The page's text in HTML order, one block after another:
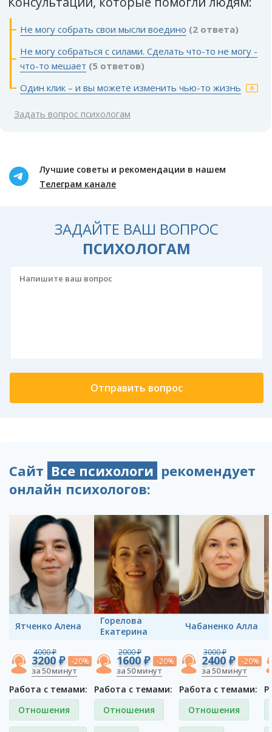
Не могу собрать свои мысли воедино (2 ответа)
Не могу собраться с силами. Сделать что-то не могу -
что-то мешает (5 ответов)
Один клик – и вы можете изменить чью-то жизнь
Задать вопрос психологам
Лучшие советы и рекомендации в нашем
Телеграм канале
ЗАДАЙТЕ ВАШ ВОПРОС
ПСИХОЛОГАМ
Сайт Все психологи рекомендует
онлайн психологов:
Ятченко Aлена
4000 ₽
3200 ₽ -20%
за 50 минут
Работа с темами:
Отношения
Горелова
Екатерина
2000 ₽
1600 ₽ -20%
за 50 минут
Работа с темами:
Отношения
Чабаненко Алла
3000 ₽
2400 ₽ -20%
за 50 минут
Работа с темами:
Отношения